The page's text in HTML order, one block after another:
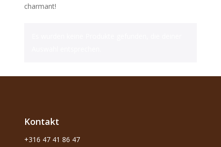
charmant!
Kontakt
+316 47 41 86 47